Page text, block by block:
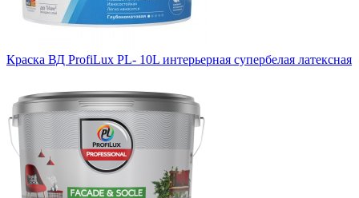
Краска ВД ProfiLux PL- 10L интерьерная супербелая латексная